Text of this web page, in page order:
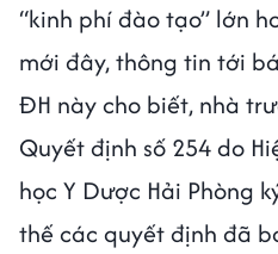
“kinh phí đào tạo” lớn
mới đây, thông tin tới
ĐH này cho biết, nhà
Quyết định số 254 do
học Y Dược Hải Phòng
thế các quyết định đã